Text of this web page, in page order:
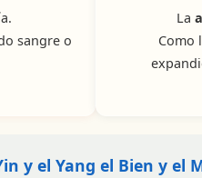
sangre o
La
Como
y el Yang el Bien y el